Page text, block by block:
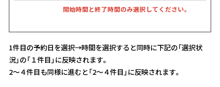
開始時間と終了時間のみ選択してください。
1件目の予約日を選択→時間を選択すると同時に下記の「選択状
況」の「１件目」に反映されます。
2～４件目も同様に進むと「2～４件目」に反映されます。